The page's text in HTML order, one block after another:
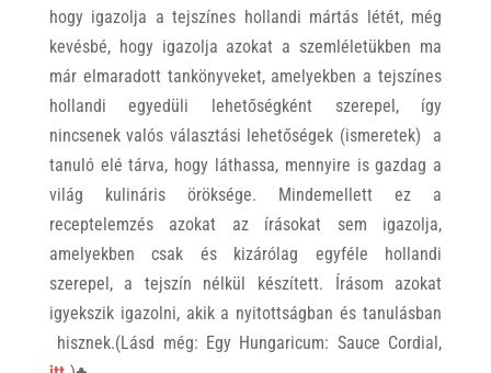
hogy igazolja a tejszínes hollandi mártás létét, még
kevésbé, hogy igazolja azokat a szemléletükben ma
már elmaradott tankönyveket, amelyekben a tejszínes
hollandi egyedüli lehetőségként szerepel, így
nincsenek valós választási lehetőségek (ismeretek) a
tanuló elé tárva, hogy láthassa, mennyire is gazdag a
világ kulináris öröksége. Mindemellett ez a
receptelemzés azokat az írásokat sem igazolja,
amelyekben csak és kizárólag egyféle hollandi
szerepel, a tejszín nélkül készített. Írásom azokat
igyekszik igazolni, akik a nyitottságban és tanulásban
hisznek.(Lásd még: Egy Hungaricum: Sauce Cordial,